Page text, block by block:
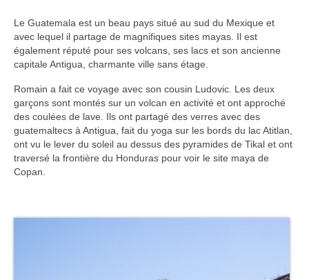
Kazakhstan
Kirghizstan
Ouzbekistan
Turkmenistan
Iran
Turquie
Préparatifs
Le Guatemala est un beau pays situé au sud du Mexique et
avec lequel il partage de magnifiques sites mayas. Il est
également réputé pour ses volcans, ses lacs et son ancienne
capitale Antigua, charmante ville sans étage.
Romain a fait ce voyage avec son cousin Ludovic. Les deux
garçons sont montés sur un volcan en activité et ont approché
des coulées de lave. Ils ont partagé des verres avec des
guatemaltecs à Antigua, fait du yoga sur les bords du lac Atitlan,
ont vu le lever du soleil au dessus des pyramides de Tikal et ont
traversé la frontière du Honduras pour voir le site maya de
Copan.